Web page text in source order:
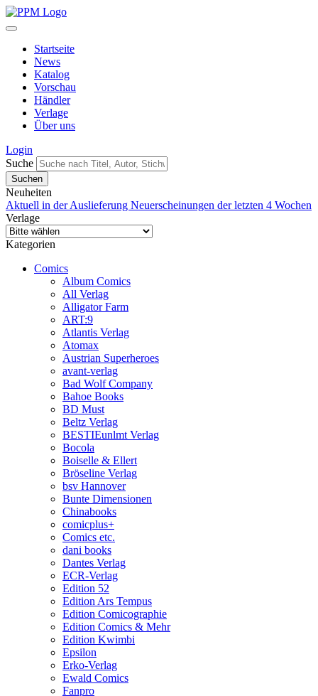
Startseite
News
Katalog
Vorschau
Händler
Verlage
Über uns
Login
Suche
Neuheiten
Aktuell in der Auslieferung Neuerscheinungen der letzten 4 Wochen
Verlage
Kategorien
Comics
Album Comics
All Verlag
Alligator Farm
ART:9
Atlantis Verlag
Atomax
Austrian Superheroes
avant-verlag
Bad Wolf Company
Bahoe Books
BD Must
Beltz Verlag
BESTIEunlmt Verlag
Bocola
Boiselle & Ellert
Bröseline Verlag
bsv Hannover
Bunte Dimensionen
Chinabooks
comicplus+
Comics etc.
dani books
Dantes Verlag
ECR-Verlag
Edition 52
Edition Ars Tempus
Edition Comicographie
Edition Comics & Mehr
Edition Kwimbi
Epsilon
Erko-Verlag
Ewald Comics
Fanpro